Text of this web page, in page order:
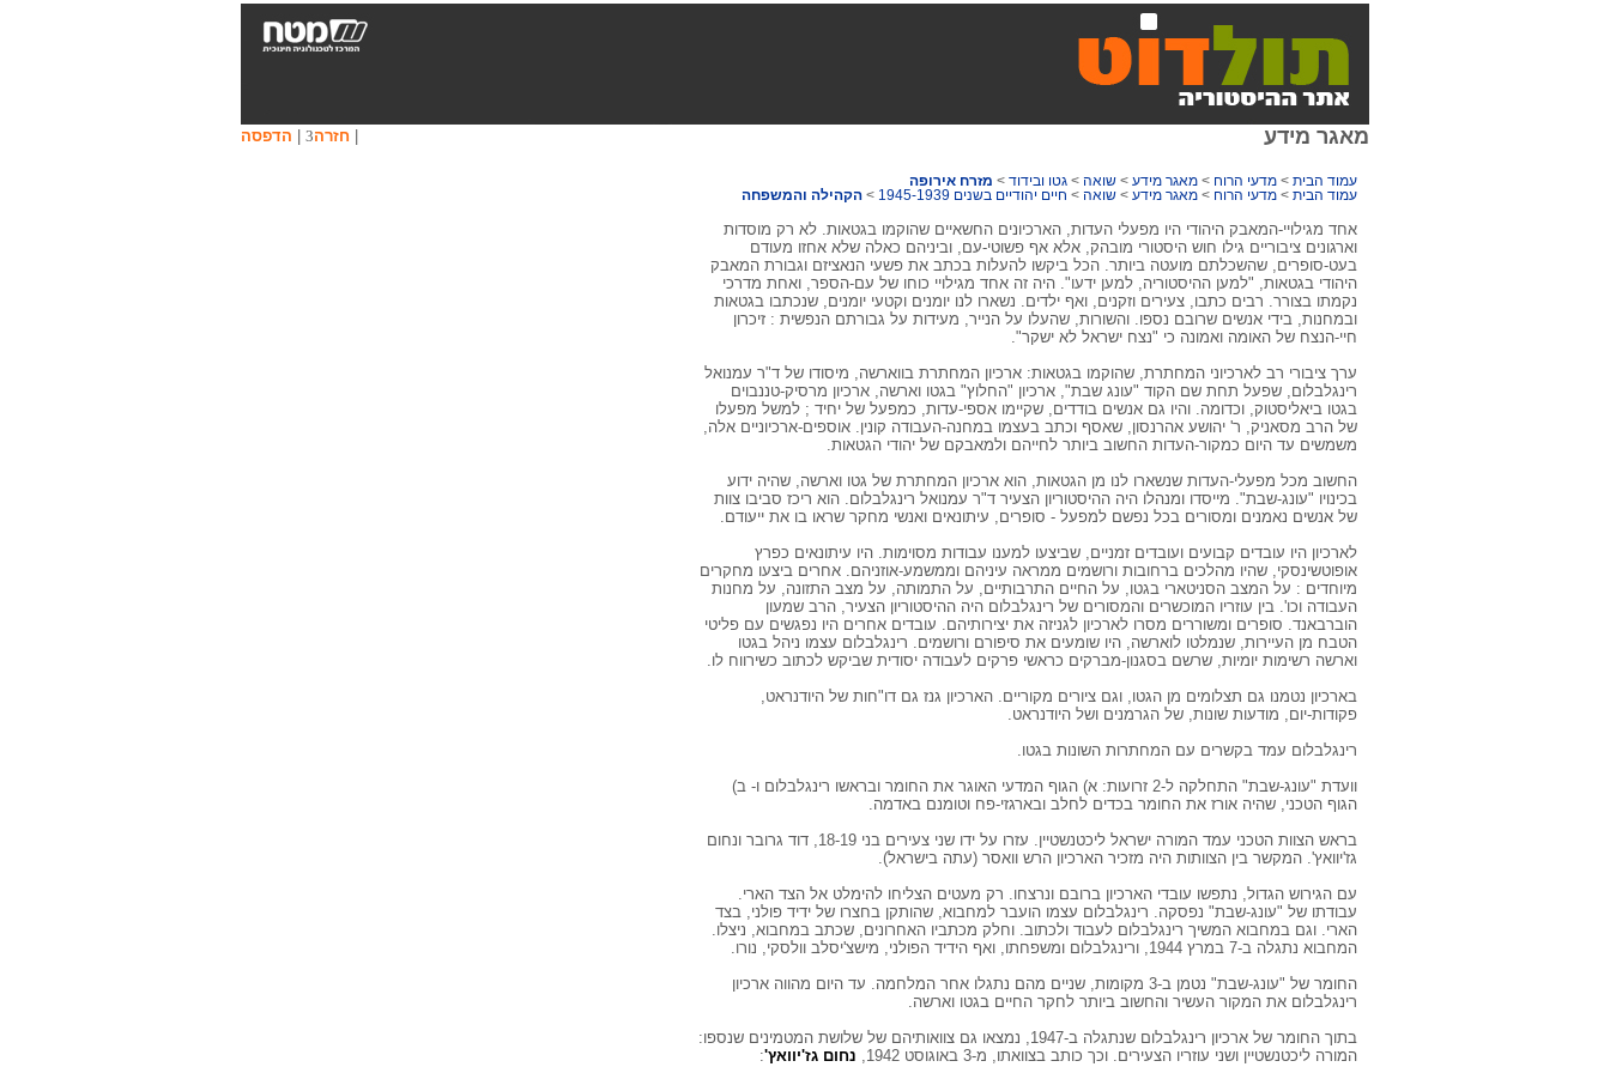
מאגר מידע חזרה3 הדפסה
עמוד הבית > מדעי הרוח > מאגר מידע > שואה > גטו ובידוד > מזרח אירופה
עמוד הבית > מדעי הרוח > מאגר מידע > שואה > חיים יהודיים בשנים 1945-1939 > הקהילה והמשפחה
אחד מגילויי-המאבק היהודי היו מפעלי העדות, הארכיונים החשאיים שהוקמו בגטאות. לא רק מוסדות
וארגונים ציבוריים גילו חוש היסטורי מובהק, אלא אף פשוטי-עם, וביניהם כאלה שלא אחזו מעודם
בעט-סופרים, שהשכלתם מועטה ביותר. הכל ביקשו להעלות בכתב את פשעי הנאציזם וגבורת המאבק
היהודי בגטאות, "למען ההיסטוריה, למען ידעו". היה זה אחד מגילויי כוחו של עם-הספר, ואחת מדרכי
נקמתו בצורר. רבים כתבו, צעירים וזקנים, ואף ילדים. נשארו לנו יומנים וקטעי יומנים, שנכתבו בגטאות
ובמחנות, בידי אנשים שרובם נספו. והשורות, שהעלו על הנייר, מעידות על גבורתם הנפשית : זיכרון
חיי-הנצח של האומה ואמונה כי "נצח ישראל לא ישקר".
ערך ציבורי רב לארכיוני המחתרת, שהוקמו בגטאות: ארכיון המחתרת בווארשה, מיסודו של ד"ר עמנואל
רינגלבלום, שפעל תחת שם הקוד "עונג שבת", ארכיון "החלוץ" בגטו וארשה, ארכיון מרסיק-טננבוים
בגטו ביאליסטוק, וכדומה. והיו גם אנשים בודדים, שקיימו אספי-עדות, כמפעל של יחיד ; למשל מפעלו
של הרב מסאניק, ר' יהושע אהרנסון, שאסף וכתב בעצמו במחנה-העבודה קונין. אוספים-ארכיוניים אלה,
משמשים עד היום כמקור-העדות החשוב ביותר לחייהם ולמאבקם של יהודי הגטאות.
החשוב מכל מפעלי-העדות שנשארו לנו מן הגטאות, הוא ארכיון המחתרת של גטו וארשה, שהיה ידוע
בכינויו "עונג-שבת". מייסדו ומנהלו היה ההיסטוריון הצעיר ד"ר עמנואל רינגלבלום. הוא ריכז סביבו צוות
של אנשים נאמנים ומסורים בכל נפשם למפעל - סופרים, עיתונאים ואנשי מחקר שראו בו את ייעודם.
לארכיון היו עובדים קבועים ועובדים זמניים, שביצעו למענו עבודות מסוימות. היו עיתונאים כפרץ
אופוטשינסקי, שהיו מהלכים ברחובות ורושמים ממראה עיניהם וממשמע-אוזניהם. אחרים ביצעו מחקרים
מיוחדים : על המצב הסניטארי בגטו, על החיים התרבותיים, על התמותה, על מצב התזונה, על מחנות
העבודה וכו'. בין עוזריו המוכשרים והמסורים של רינגלבלום היה ההיסטוריון הצעיר, הרב שמעון
הוברבאנד. סופרים ומשוררים מסרו לארכיון לגניזה את יצירותיהם. עובדים אחרים היו נפגשים עם פליטי
הטבח מן העיירות, שנמלטו לוארשה, היו שומעים את סיפורם ורושמים. רינגלבלום עצמו ניהל בגטו
וארשה רשימות יומיות, שרשם בסגנון-מברקים כראשי פרקים לעבודה יסודית שביקש לכתוב כשירווח לו.
בארכיון נטמנו גם תצלומים מן הגטו, וגם ציורים מקוריים. הארכיון גנז גם דו"חות של היודנראט,
פקודות-יום, מודעות שונות, של הגרמנים ושל היודנראט.
רינגלבלום עמד בקשרים עם המחתרות השונות בגטו.
וועדת "עונג-שבת" התחלקה ל-2 זרועות: א) הגוף המדעי האוגר את החומר ובראשו רינגלבלום ו- ב)
הגוף הטכני, שהיה אורז את החומר בכדים לחלב ובארגזי-פח וטומנם באדמה.
בראש הצוות הטכני עמד המורה ישראל ליכטנשטיין. עזרו על ידו שני צעירים בני 18-19, דוד גרובר ונחום
גז'יוואץ'. המקשר בין הצוותות היה מזכיר הארכיון הרש וואסר (עתה בישראל).
עם הגירוש הגדול, נתפשו עובדי הארכיון ברובם ונרצחו. רק מעטים הצליחו להימלט אל הצד הארי.
עבודתו של "עונג-שבת" נפסקה. רינגלבלום עצמו הועבר למחבוא, שהותקן בחצרו של ידיד פולני, בצד
הארי. וגם במחבוא המשיך רינגלבלום לעבוד ולכתוב. וחלק מכתביו האחרונים, שכתב במחבוא, ניצלו.
המחבוא נתגלה ב-7 במרץ 1944, ורינגלבלום ומשפחתו, ואף הידיד הפולני, מישצ'יסלב וולסקי, נורו.
החומר של "עונג-שבת" נטמן ב-3 מקומות, שניים מהם נתגלו אחר המלחמה. עד היום מהווה ארכיון
רינגלבלום את המקור העשיר והחשוב ביותר לחקר החיים בגטו וארשה.
בתוך החומר של ארכיון רינגלבלום שנתגלה ב-1947, נמצאו גם צוואותיהם של שלושת המטמינים שנספו:
המורה ליכטנשטיין ושני עוזריו הצעירים. וכך כותב בצוואתו, מ-3 באוגוסט 1942,
נחום גז'יוואץ':